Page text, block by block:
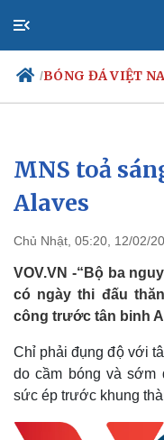
/BÓNG ĐÁ VIỆT
Chính trị
Đảng
Tổ chức nhân sự
Nhận diện sự thật
MNS toả
Alaves
Chủ Nhật, 05:20, 12/02/
VOV.VN -“Bộ ba
có ngày thi đấu
công trước tân binh
Chỉ phải đụng độ với
do cầm bóng và sớm
sức ép trước khung